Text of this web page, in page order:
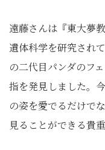
遠藤さんは『東大夢教
遺体科学を研究され
の二代目パンダのフ
指を発見しました。
の姿を愛でるだけで
見ることができる貴